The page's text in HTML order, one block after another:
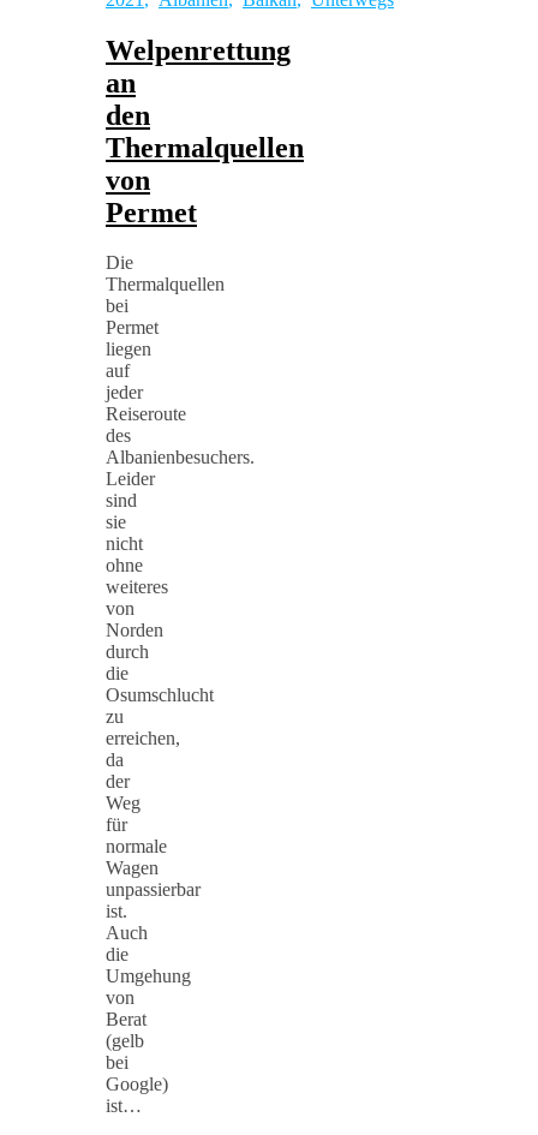
Welpenrettung
an
den
Thermalquellen
von
Permet
Die
Thermalquellen
bei
Permet
liegen
auf
jeder
Reiseroute
des
Albanienbesuchers.
Leider
sind
sie
nicht
ohne
weiteres
von
Norden
durch
die
Osumschlucht
zu
erreichen,
da
der
Weg
für
normale
Wagen
unpassierbar
ist.
Auch
die
Umgehung
von
Berat
(gelb
bei
Google)
ist…